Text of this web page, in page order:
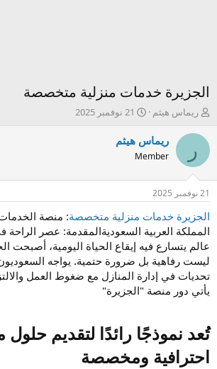
الجزيرة خدمات منزلية متخصصة
ك
ت
ب
و
ض
و
ع
ريماس هيثم
ت
ر
ي
إ
ش
ا
ء
21 نوفمبر 2025
ر ريماس هيثم
Member
21 نوفمبر 2025
الجزيرة خدمات منزلية متخصصة: منصة
المملكة العربية السعوديةالمقدمة: عصر الراحة
عالم يتسارع فيه إيقاع الحياة اليومية، أصبحت
ليست رفاهية بل ضرورة حتمية. يواجه
تحديات في إدارة المنازل مع ضغوط العمل
يأتي دور منصة "الجزيرة"
تُعد نموذجًا رائدًا لتقديم حلول
احترافية ومخصصة​